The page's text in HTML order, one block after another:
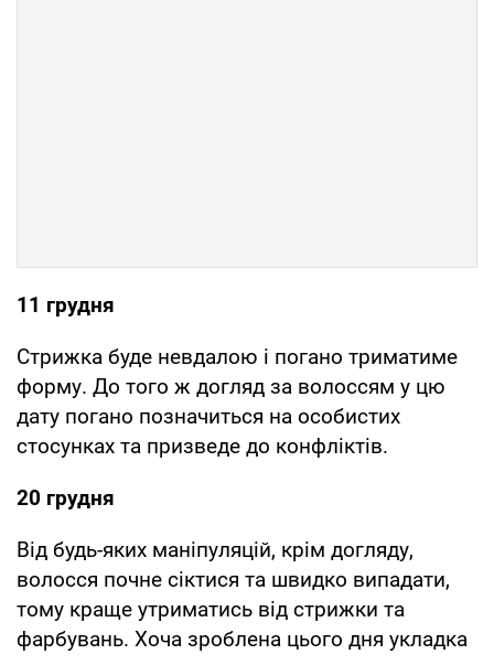
11 грудня
Стрижка буде невдалою і погано триматиме
форму. До того ж догляд за волоссям у цю
дату погано позначиться на особистих
стосунках та призведе до конфліктів.
20 грудня
Від будь-яких маніпуляцій, крім догляду,
волосся почне сіктися та швидко випадати,
тому краще утриматись від стрижки та
фарбувань. Хоча зроблена цього дня укладка